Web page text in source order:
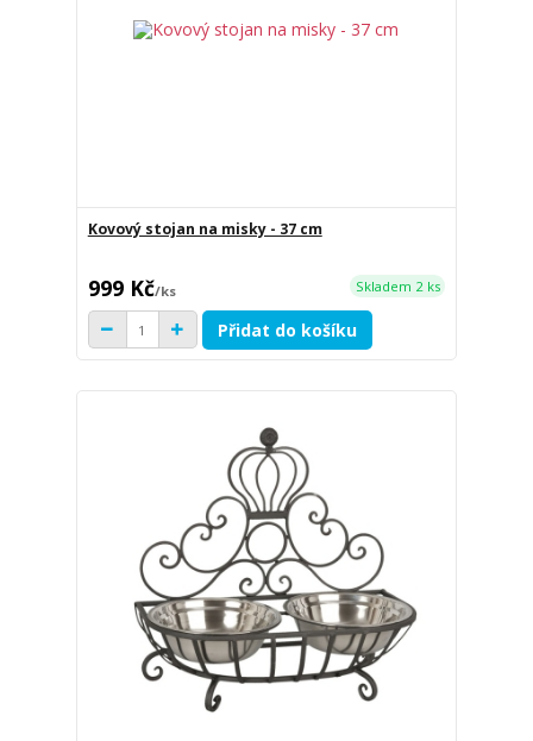
Kovový stojan na misky - 37 cm
999 Kč/ks Skladem 2 ks
Přidat do košíku